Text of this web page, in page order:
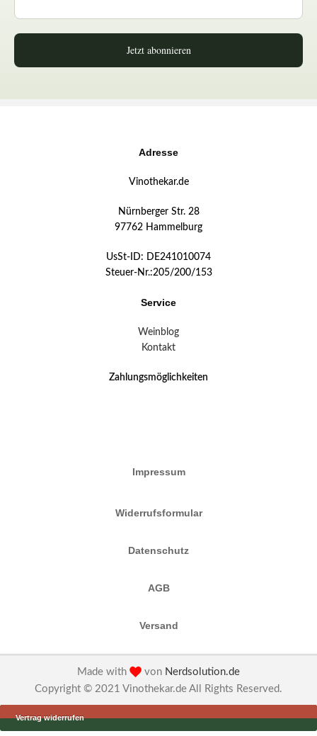
Jetzt abonnieren
Adresse
Vinothekar.de
Nürnberger Str. 28
97762 Hammelburg
UsSt-ID: DE241010074
Steuer-Nr.:205/200/153
Service
Weinblog
Kontakt
Zahlungsmöglichkeiten
Impressum
Widerrufsformular
Datenschutz
AGB
Versand
Made with von Nerdsolution.de
Copyright © 2021 Vinothekar.de All Rights Reserved.
Vertrag widerrufen